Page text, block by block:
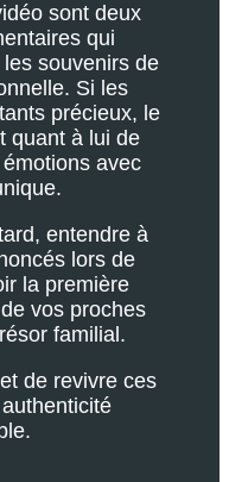
sont deux
qui
souvenirs de
Si les
précieux, le
quant à lui de
avec
entendre à
lors de
la première
vos proches
familial.
de revivre ces